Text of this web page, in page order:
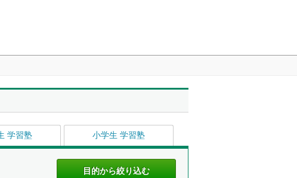
学習塾 小学生 学習塾